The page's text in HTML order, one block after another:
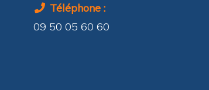
Téléphone :
09 50 05 60 60